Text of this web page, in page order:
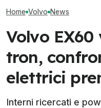
Home Volvo News
Volvo EX60
tron,
elettrici
Interni ricercati e